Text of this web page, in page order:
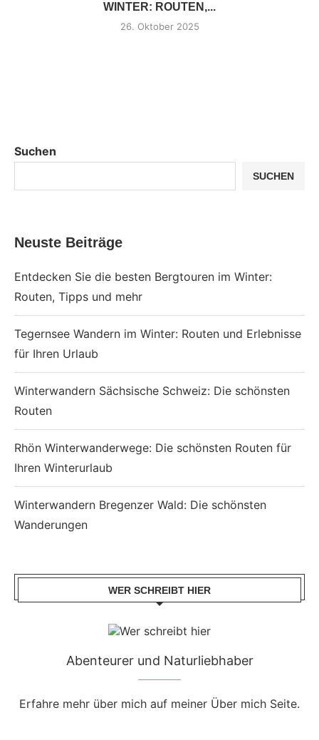
WINTER: ROUTEN,...
26. Oktober 2025
Suchen
SUCHEN
Neuste Beiträge
Entdecken Sie die besten Bergtouren im Winter:
Routen, Tipps und mehr
Tegernsee Wandern im Winter: Routen und Erlebnisse
für Ihren Urlaub
Winterwandern Sächsische Schweiz: Die schönsten
Routen
Rhön Winterwanderwege: Die schönsten Routen für
Ihren Winterurlaub
Winterwandern Bregenzer Wald: Die schönsten
Wanderungen
WER SCHREIBT HIER
Abenteurer und Naturliebhaber
Erfahre mehr über mich auf meiner Über mich Seite.